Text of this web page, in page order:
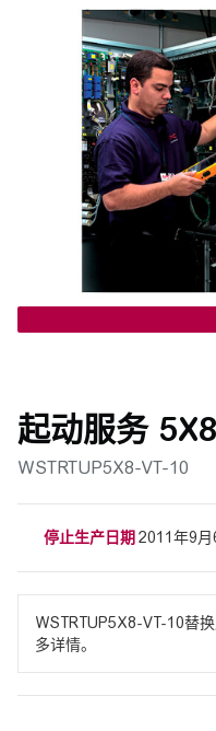
起动服务 5X8
WSTRTUP5X8-VT-10
停止生产日期 2011年9月
WSTRTUP5X8-VT-10替
多详情。